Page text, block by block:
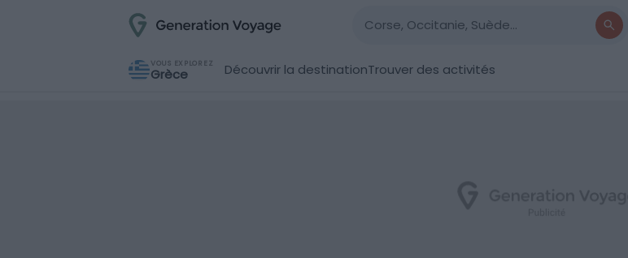
VOUS EXPLOREZ
Grèce Découvrir la destinationTrouver des activités